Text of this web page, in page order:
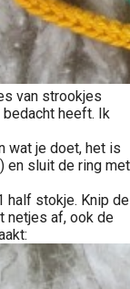
van strookjes
heeft. Ik
wat je doet, het is
en sluit de ring met
half stokje. Knip de
netjes af, ook de